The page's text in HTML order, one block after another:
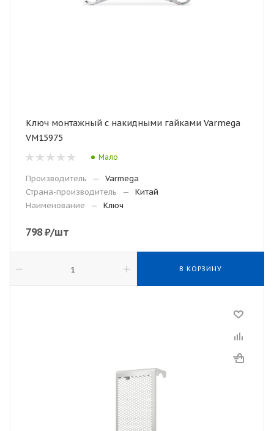
Ключ монтажный с накидными гайками Varmega
VM15975
Мало
Производитель —
Varmega
Страна-производитель
—
Китай
Наименование
— Ключ
798₽/шт
В КОРЗИНУ